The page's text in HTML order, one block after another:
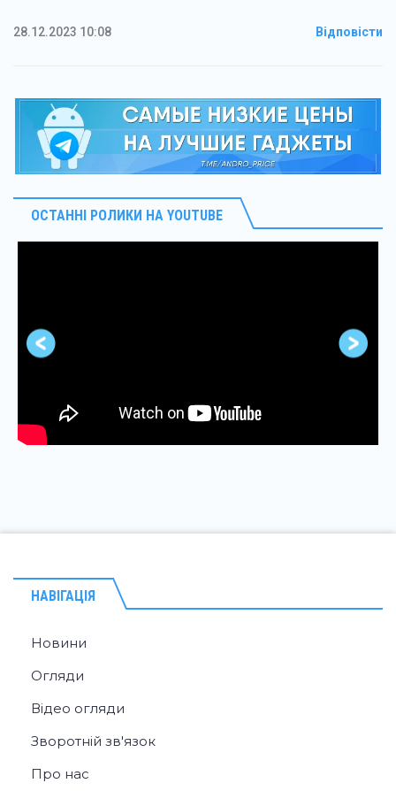
28.12.2023 10:08 Відповісти
ОСТАННІ РОЛИКИ НА YOUTUBE
НАВІГАЦІЯ
Новини
Огляди
Відео огляди
Зворотній зв'язок
Про нас